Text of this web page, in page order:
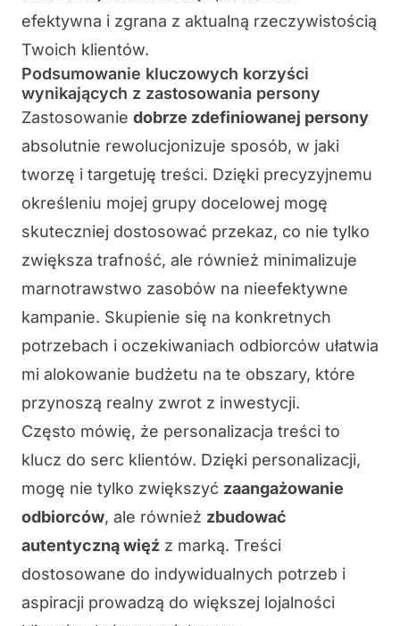
efektywna i zgrana z aktualną rzeczywistością
Twoich klientów.
Podsumowanie kluczowych korzyści
wynikających z zastosowania persony
Zastosowanie dobrze zdefiniowanej persony
absolutnie rewolucjonizuje sposób, w jaki
tworzę i targetuję treści. Dzięki precyzyjnemu
określeniu mojej grupy docelowej mogę
skuteczniej dostosować przekaz, co nie tylko
zwiększa trafność, ale również minimalizuje
marnotrawstwo zasobów na nieefektywne
kampanie. Skupienie się na konkretnych
potrzebach i oczekiwaniach odbiorców ułatwia
mi alokowanie budżetu na te obszary, które
przynoszą realny zwrot z inwestycji.
Często mówię, że personalizacja treści to
klucz do serc klientów. Dzięki personalizacji,
mogę nie tylko zwiększyć zaangażowanie
odbiorców, ale również zbudować
autentyczną więź z marką. Treści
dostosowane do indywidualnych potrzeb i
aspiracji prowadzą do większej lojalności